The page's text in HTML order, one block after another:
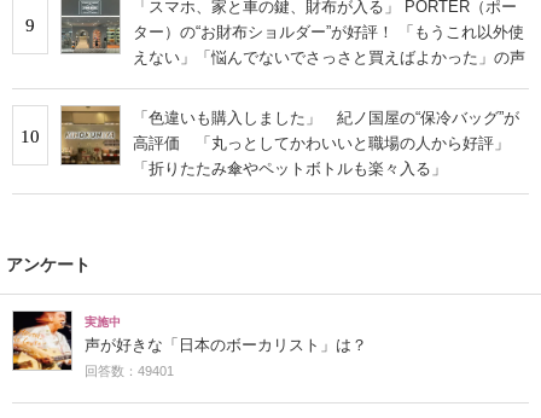
9
「スマホ、家と車の鍵、財布が入る」 PORTER（ポー
ター）の“お財布ショルダー”が好評！ 「もうこれ以外使
えない」「悩んでないでさっさと買えばよかった」の声
10
「色違いも購入しました」 紀ノ国屋の“保冷バッグ”が
高評価 「丸っとしてかわいいと職場の人から好評」
「折りたたみ傘やペットボトルも楽々入る」
アンケート
実施中
声が好きな「日本のボーカリスト」は？
回答数：49401